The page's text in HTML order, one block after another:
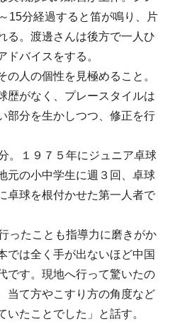
15分経過すると笛が鳴り、片
る。渡邊さんは後方で一人ひ
ドバイスをする。
人の個性を見極めること。
歴がなく、プレースタイルは
部分を生かしつつ、修正を行
。１９７５年にジュニア卓球
元の小中学生に週３回、卓球
卓球を根付かせた第一人者で
ったことも指導力に磨きがか
では全く手が出ないほど中国
です。現地へ行って驚いたの
当て方やこすり方の角度など
いたことでした」と話す。